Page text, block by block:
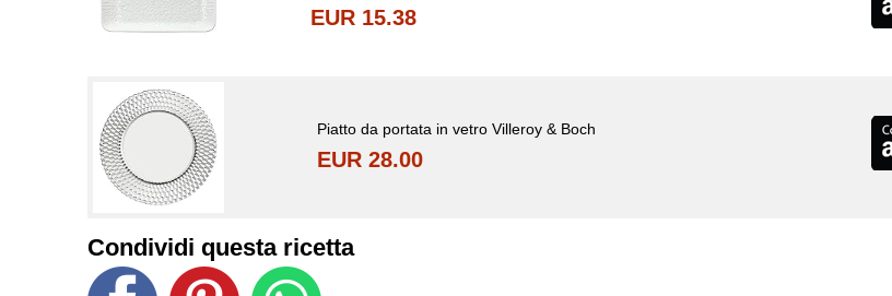
EUR 15.38
Piatto da portata in vetro Villeroy & Boch
EUR 28.00
Condividi questa ricetta